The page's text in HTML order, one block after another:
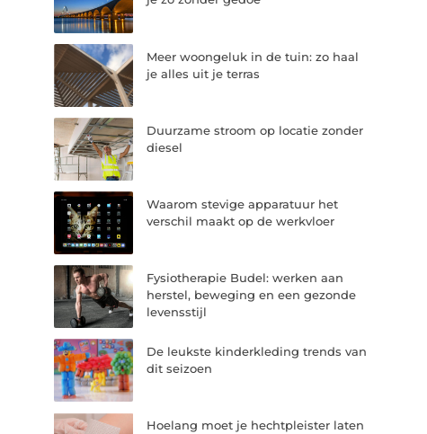
Meer woongeluk in de tuin: zo haal
je alles uit je terras
Duurzame stroom op locatie zonder
diesel
Waarom stevige apparatuur het
verschil maakt op de werkvloer
Fysiotherapie Budel: werken aan
herstel, beweging en een gezonde
levensstijl
De leukste kinderkleding trends van
dit seizoen
Hoelang moet je hechtpleister laten